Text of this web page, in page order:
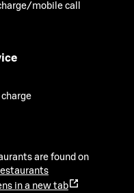
mobile call
are found on
in a new tab